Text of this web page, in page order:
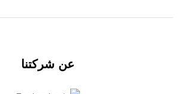
عن شركتنا